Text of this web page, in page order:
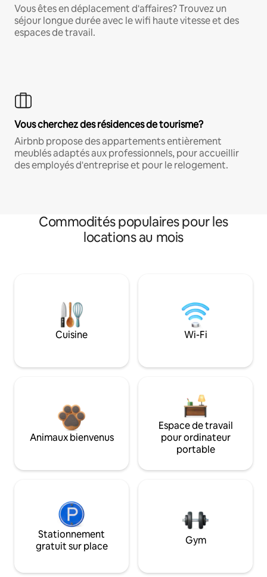
Vous êtes en déplacement d'affaires? Trouvez un
séjour longue durée avec le wifi haute vitesse et des
espaces de travail.
Vous cherchez des résidences de tourisme?
Airbnb propose des appartements entièrement
meublés adaptés aux professionnels, pour accueillir
des employés d'entreprise et pour le relogement.
Commodités populaires pour les
locations au mois
Cuisine Wi-Fi
Animaux bienvenus
Espace de travail
pour ordinateur
portable
Stationnement
gratuit sur place
Gym